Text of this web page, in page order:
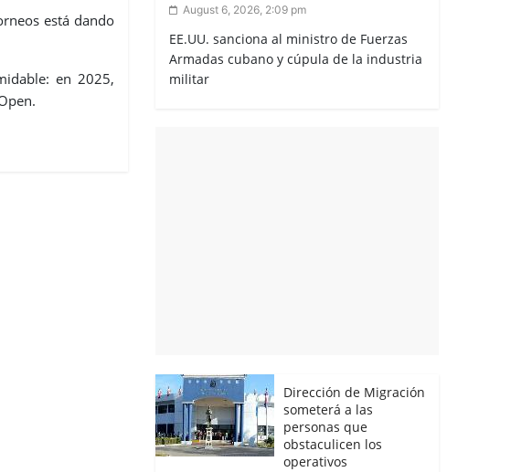
está dando
en 2025,
August 6, 2026, 2:09 pm
EE.UU. sanciona al ministro de Fuerzas
Armadas cubano y cúpula de la industria
militar
Dirección de Migración
someterá a las
personas que
obstaculicen los
operativos